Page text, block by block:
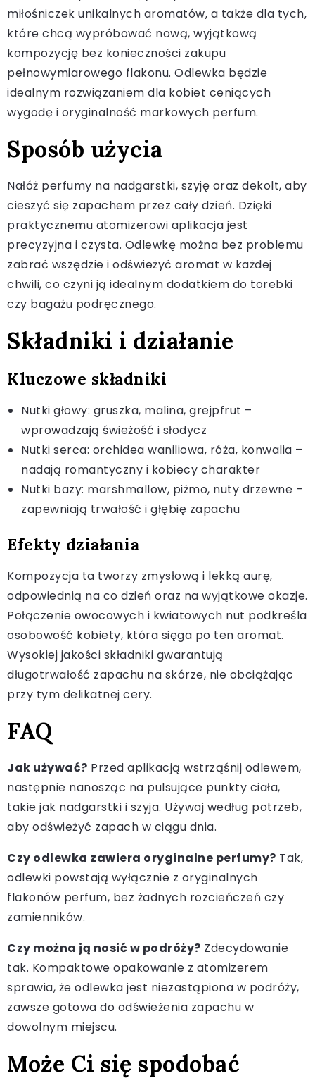
miłośniczek unikalnych aromatów, a także dla tych,
które chcą wypróbować nową, wyjątkową
kompozycję bez konieczności zakupu
pełnowymiarowego flakonu. Odlewka będzie
idealnym rozwiązaniem dla kobiet ceniących
wygodę i oryginalność markowych perfum.
Sposób użycia
Nałóż perfumy na nadgarstki, szyję oraz dekolt, aby
cieszyć się zapachem przez cały dzień. Dzięki
praktycznemu atomizerowi aplikacja jest
precyzyjna i czysta. Odlewkę można bez problemu
zabrać wszędzie i odświeżyć aromat w każdej
chwili, co czyni ją idealnym dodatkiem do torebki
czy bagażu podręcznego.
Składniki i działanie
Kluczowe składniki
Nutki głowy: gruszka, malina, grejpfrut –
wprowadzają świeżość i słodycz
Nutki serca: orchidea waniliowa, róża, konwalia –
nadają romantyczny i kobiecy charakter
Nutki bazy: marshmallow, piżmo, nuty drzewne –
zapewniają trwałość i głębię zapachu
Efekty działania
Kompozycja ta tworzy zmysłową i lekką aurę,
odpowiednią na co dzień oraz na wyjątkowe okazje.
Połączenie owocowych i kwiatowych nut podkreśla
osobowość kobiety, która sięga po ten aromat.
Wysokiej jakości składniki gwarantują
długotrwałość zapachu na skórze, nie obciążając
przy tym delikatnej cery.
FAQ
Jak używać? Przed aplikacją wstrząśnij odlewem,
następnie nanosząc na pulsujące punkty ciała,
takie jak nadgarstki i szyja. Używaj według potrzeb,
aby odświeżyć zapach w ciągu dnia.
Czy odlewka zawiera oryginalne perfumy? Tak,
odlewki powstają wyłącznie z oryginalnych
flakonów perfum, bez żadnych rozcieńczeń czy
zamienników.
Czy można ją nosić w podróży? Zdecydowanie
tak. Kompaktowe opakowanie z atomizerem
sprawia, że odlewka jest niezastąpiona w podróży,
zawsze gotowa do odświeżenia zapachu w
dowolnym miejscu.
Może Ci się spodobać